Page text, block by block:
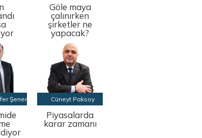
Göle maya
çalınırken
şirketler ne
yapacak?
Şener Cüneyt Paksoy
Piyasalarda
karar zamanı